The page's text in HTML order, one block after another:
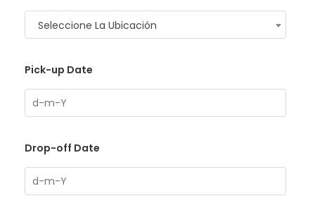
Seleccione La Ubicación
Pick-up Date
Drop-off Date